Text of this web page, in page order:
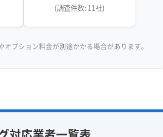
(調査件数: 11社)
プション料金が別途かかる場合があります。